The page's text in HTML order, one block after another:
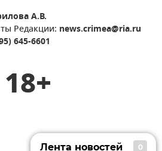
А.В.
Редакции: news.crimea@ria.ru
645-6601
18+
Лента новостей 0